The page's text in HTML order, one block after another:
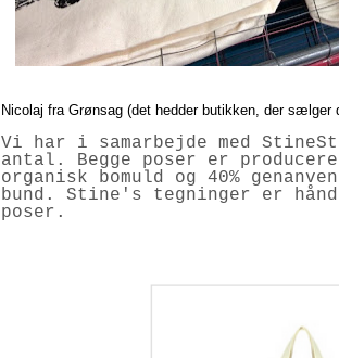
Nicolaj fra Grønsag (det hedder butikken, der sælger
Vi har i samarbejde med
antal. Begge poser er
organisk bomuld og 40%
bund. Stine's tegninger er
poser.